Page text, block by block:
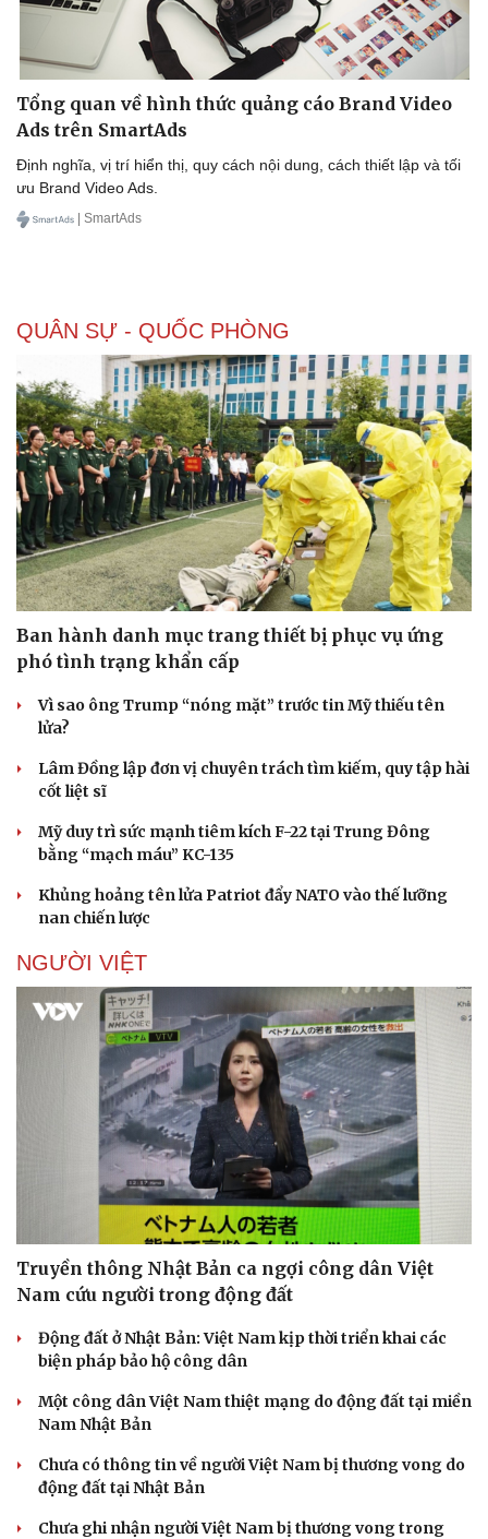
Doanh nghiệp
Thông tin doanh nghiệp
Doanh nhân
Công nghệ
Trải nghiệm
Tổng quan về hình thức quảng cáo Brand Video
Ads trên SmartAds
Định nghĩa, vị trí hiển thị, quy cách nội dung, cách thiết lập và tối
ưu Brand Video Ads.
| SmartAds
QUÂN SỰ - QUỐC PHÒNG
Ban hành danh mục trang thiết bị phục vụ ứng
phó tình trạng khẩn cấp
Vì sao ông Trump “nóng mặt” trước tin Mỹ thiếu tên
lửa?
Lâm Đồng lập đơn vị chuyên trách tìm kiếm, quy tập hài
cốt liệt sĩ
Mỹ duy trì sức mạnh tiêm kích F-22 tại Trung Đông
bằng “mạch máu” KC-135
Khủng hoảng tên lửa Patriot đẩy NATO vào thế lưỡng
nan chiến lược
NGƯỜI VIỆT
Truyền thông Nhật Bản ca ngợi công dân Việt
Nam cứu người trong động đất
Động đất ở Nhật Bản: Việt Nam kịp thời triển khai các
biện pháp bảo hộ công dân
Một công dân Việt Nam thiệt mạng do động đất tại miền
Nam Nhật Bản
Chưa có thông tin về người Việt Nam bị thương vong do
động đất tại Nhật Bản
Chưa ghi nhận người Việt Nam bị thương vong trong